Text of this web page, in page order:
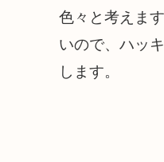
色々と考えま
いので、ハッ
します。